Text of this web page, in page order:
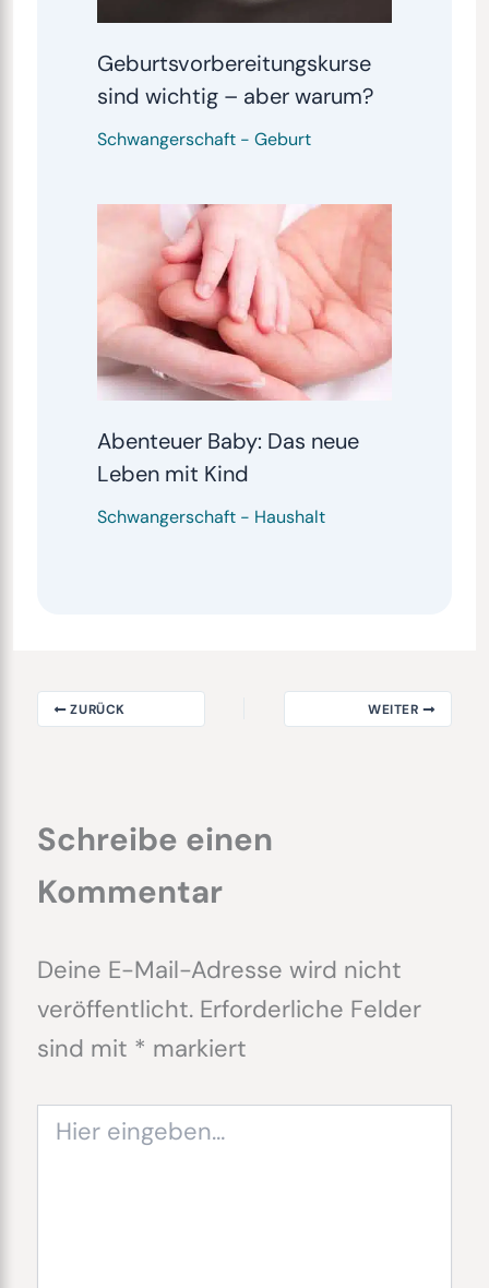
Geburtsvorbereitungskurse
sind wichtig – aber warum?
Schwangerschaft- Geburt
Abenteuer Baby: Das neue
Leben mit Kind
Schwangerschaft- Haushalt
ZURÜCK WEITER
Schreibe einen
Kommentar
Deine E-Mail-Adresse wird nicht
veröffentlicht. Erforderliche Felder
sind mit * markiert
eingeben…